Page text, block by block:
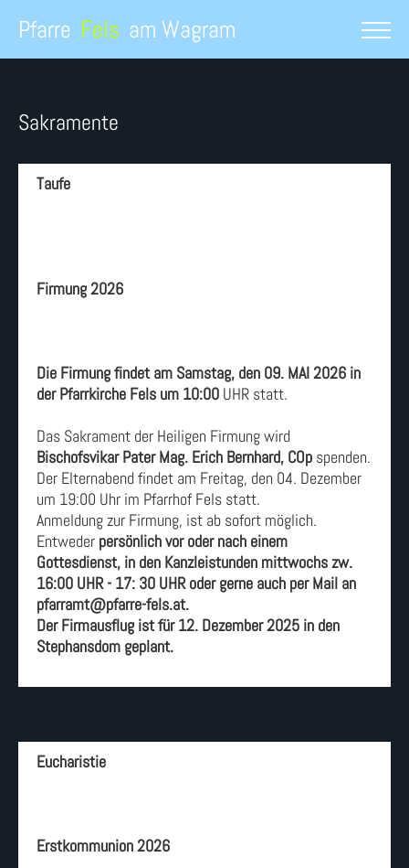
Pfarre Fels am Wagram
Sakramente
Taufe
Firmung 2026
Die Firmung findet am Samstag, den 09. MAI 2026 in
der Pfarrkirche Fels um 10:00 UHR statt.
Das Sakrament der Heiligen Firmung wird
Bischofsvikar Pater Mag. Erich Bernhard, COp spenden.
Der Elternabend findet am Freitag, den 04. Dezember
um 19:00 Uhr im Pfarrhof Fels statt.
Anmeldung zur Firmung, ist ab sofort möglich.
Entweder persönlich vor oder nach einem
Gottesdienst, in den Kanzleistunden mittwochs zw.
16:00 UHR - 17: 30 UHR oder gerne auch per Mail an
pfarramt@pfarre-fels.at.
Der Firmausflug ist für 12. Dezember 2025 in den
Stephansdom geplant.
Eucharistie
Erstkommunion 2026